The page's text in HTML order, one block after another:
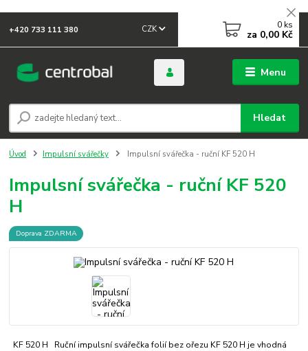
Menu
CZK
Hledat
+420 733 111 380 0 ks
za 0,00 Kč
Úvod Impulsní svářečky Impulsní svářečka - ruční KF 520 H
Impulsní svářečka - ruční KF 520
H
Doprava ZDARMA
KF 520 H Ruční impulsní svářečka folií bez ořezu KF 520 H je vhodná